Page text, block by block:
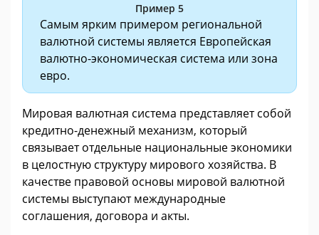
Пример 5
Самым ярким примером региональной
валютной системы является Европейская
валютно-экономическая система или зона
евро.
Мировая валютная система представляет собой
кредитно-денежный механизм, который
связывает отдельные национальные экономики
в целостную структуру мирового хозяйства. В
качестве правовой основы мировой валютной
системы выступают международные
соглашения, договора и акты.